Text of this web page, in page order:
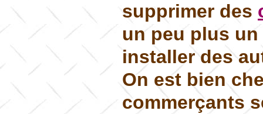
supprimer des
un peu plus
installer des
On est bien
commerçants